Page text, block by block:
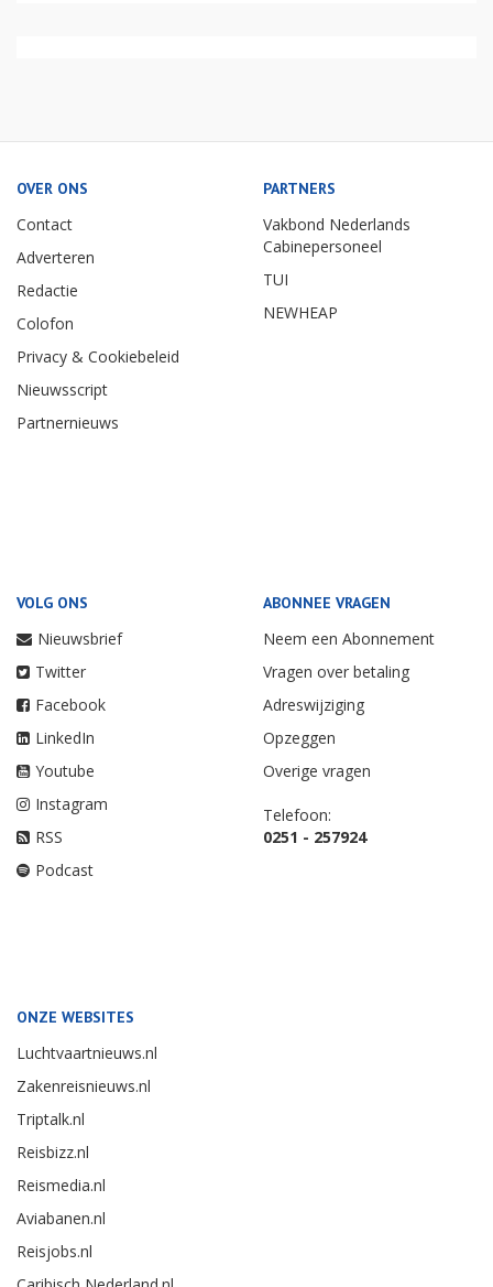
OVER ONS
Contact
Adverteren
Redactie
Colofon
Privacy & Cookiebeleid
Nieuwsscript
Partnernieuws
PARTNERS
Vakbond Nederlands
Cabinepersoneel
TUI
NEWHEAP
VOLG ONS
Nieuwsbrief
Twitter
Facebook
LinkedIn
Youtube
Instagram
RSS
Podcast
ABONNEE VRAGEN
Neem een Abonnement
Vragen over betaling
Adreswijziging
Opzeggen
Overige vragen
Telefoon:
0251 - 257924
ONZE WEBSITES
Luchtvaartnieuws.nl
Zakenreisnieuws.nl
Triptalk.nl
Reisbizz.nl
Reismedia.nl
Aviabanen.nl
Reisjobs.nl